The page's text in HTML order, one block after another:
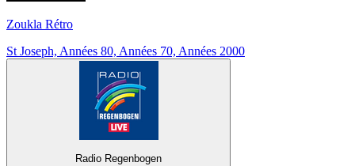
Zoukla Rétro
St Joseph, Années 80, Années 70, Années 2000
Radio Regenbogen